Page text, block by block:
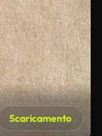
Scaricamento